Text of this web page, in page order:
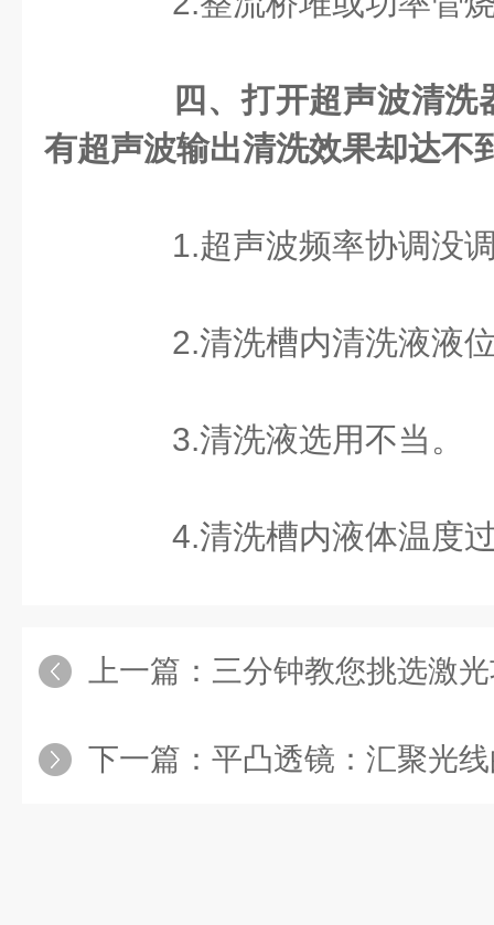
四、打开超声波清洗
有超声波输出清洗效果却达不
1.超声波频率协调没
2.清洗槽内清洗液液
3.清洗液选用不当。
4.清洗槽内液体温度
上一篇： 三分钟教您挑选激
下一篇： 平凸透镜：汇聚光